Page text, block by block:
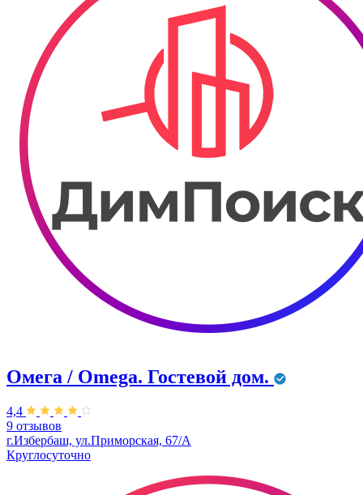
Омега / Omega. Гостевой дом.
4,4
9 отзывов
г.Избербаш, ул.Приморская, 67/А
Круглосуточно